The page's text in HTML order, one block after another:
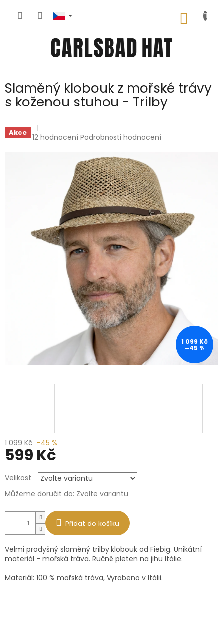
Slaměný klobouk z mořské trávy
s koženou stuhou - Trilby
Akce Průměrné
hvězdiček.
12 hodnocení Podrobnosti hodnocení
1 099 Kč
–45 %
1 099 Kč –45 %
599 Kč
cena:
Velikost
Můžeme doručit do: Zvolte variantu
Přidat do košíku
Velmi prodyšný slaměný trilby klobouk od Fiebig. Unikátní
materiál - mořská tráva. Ručně pleten na jihu Itálie.
Materiál: 100 % mořská tráva, Vyrobeno v Itálii.